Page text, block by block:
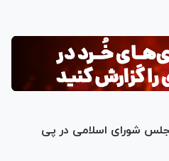
شورای اسلامی در پی